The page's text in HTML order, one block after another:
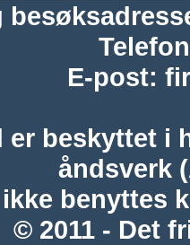
Telefon
E-post:
er beskyttet i
åndsverk
benyttes
© 2011 - Det